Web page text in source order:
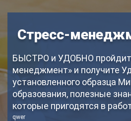
Стресс-
БЫСТРО и УДОБНО
менеджмент» и получите
установленного образца
образования, полезные
которые пригодятся в
qwer